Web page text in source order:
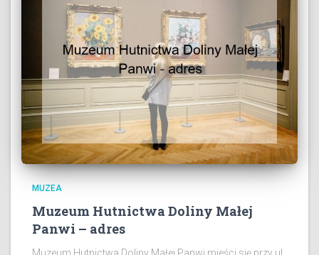
MUZEA
Muzeum Hutnictwa Doliny Małej
Panwi – adres